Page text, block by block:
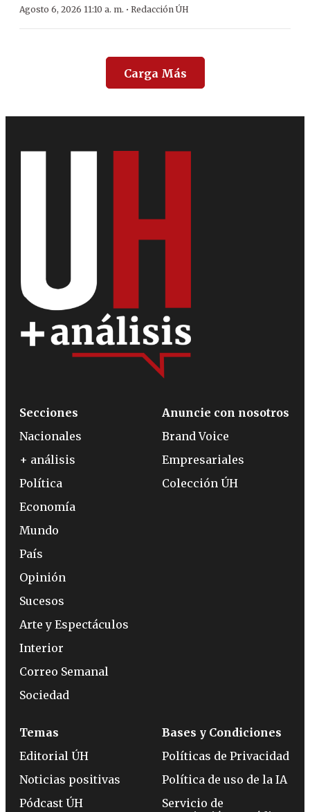
Agosto 6, 2026 11:10 a. m. · Redacción ÚH
Carga Más
Secciones
Nacionales
+ análisis
Política
Economía
Mundo
País
Opinión
Sucesos
Arte y Espectáculos
Interior
Correo Semanal
Sociedad
Anuncie con nosotros
Brand Voice
Empresariales
Colección ÚH
Temas
Editorial ÚH
Noticias positivas
Pódcast ÚH
Bases y Condiciones
Políticas de Privacidad
Política de uso de la IA
Servicio de